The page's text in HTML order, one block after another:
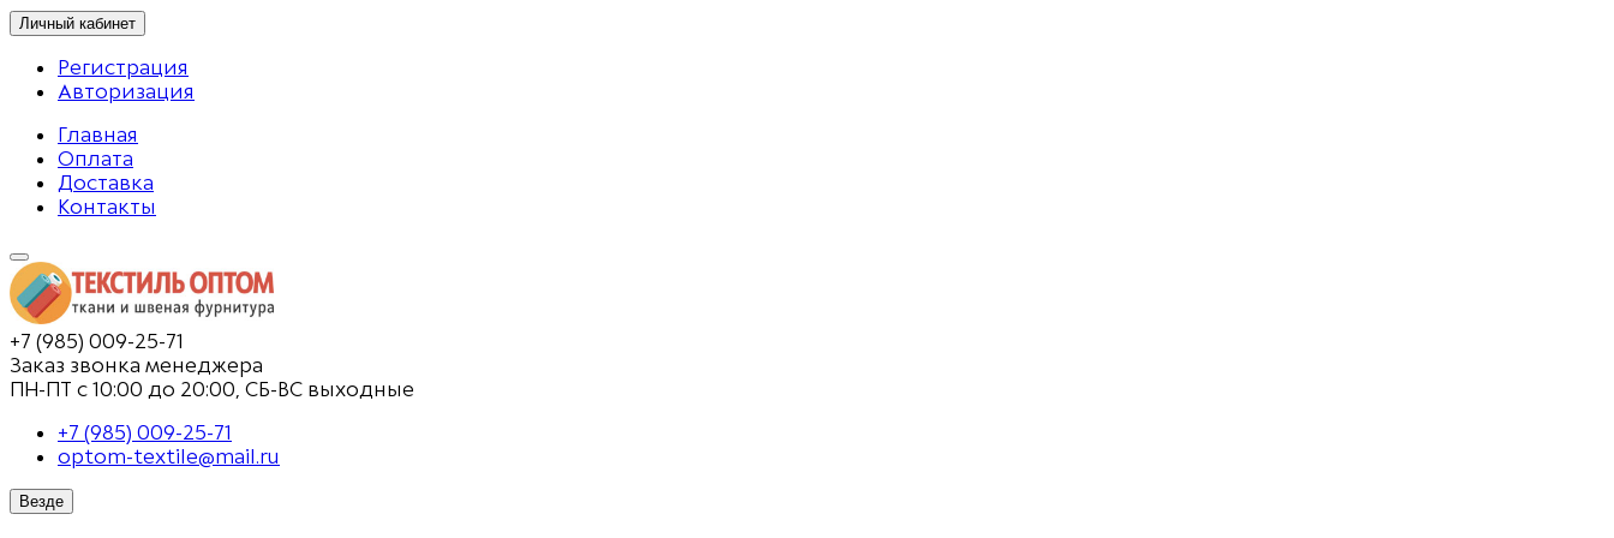
Личный кабинет
Регистрация
Авторизация
Главная
Оплата
Доставка
Контакты
+7 (985) 009-25-71
Заказ звонка менеджера
ПН-ПТ с 10:00 до 20:00, СБ-ВС выходные
+7 (985) 009-25-71
optom-textile@mail.ru
Везде